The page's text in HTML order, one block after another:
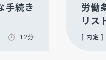
手続き
12分
労働
リス
内定